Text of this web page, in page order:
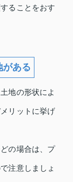
ることをおす
がある
地の形状によ
リットに挙げ
の場合は、プ
注意しましょ